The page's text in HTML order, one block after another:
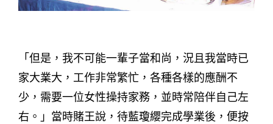
「但是，我不可能一輩子當和尚，況且我當時已
家大業大，工作非常繁忙，各種各樣的應酬不
少，需要一位女性操持家務，並時常陪伴自己左
右。」當時賭王說，待藍瓊纓完成學業後，便按